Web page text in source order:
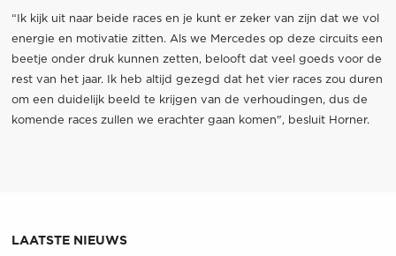
“Ik kijk uit naar beide races en je kunt er zeker van zijn dat we vol
energie en motivatie zitten. Als we Mercedes op deze circuits een
beetje onder druk kunnen zetten, belooft dat veel goeds voor de
rest van het jaar. Ik heb altijd gezegd dat het vier races zou duren
om een duidelijk beeld te krijgen van de verhoudingen, dus de
komende races zullen we erachter gaan komen", besluit Horner.
LAATSTE NIEUWS